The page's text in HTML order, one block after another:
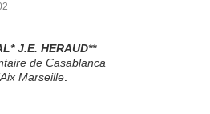
J.E. HERAUD**
de Casablanca
Marseille